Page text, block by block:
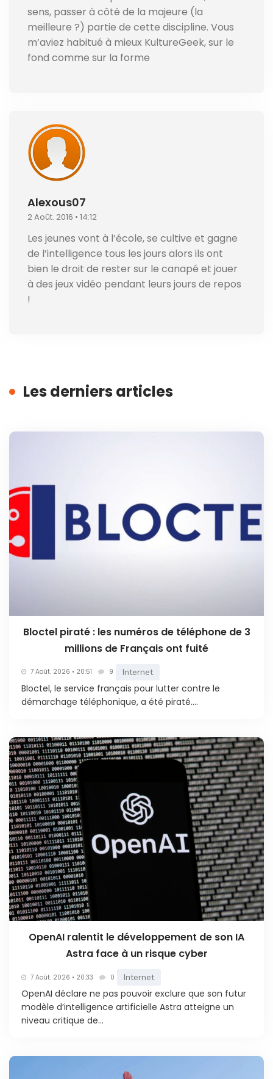
sens, passer à côté de la majeure (la
meilleure ?) partie de cette discipline. Vous
m’aviez habitué à mieux KultureGeek, sur le
fond comme sur la forme
Alexous07
2 Août. 2016 • 14:12
Les jeunes vont à l’école, se cultive et gagne
de l’intelligence tous les jours alors ils ont
bien le droit de rester sur le canapé et jouer
à des jeux vidéo pendant leurs jours de repos
!
Les derniers articles
Bloctel piraté : les numéros de téléphone de 3
millions de Français ont fuité
7 Août. 2026 • 20:51 9 Internet
Bloctel, le service français pour lutter contre le
démarchage téléphonique, a été piraté....
OpenAI ralentit le développement de son IA
Astra face à un risque cyber
7 Août. 2026 • 20:33 0 Internet
OpenAI déclare ne pas pouvoir exclure que son futur
modèle d’intelligence artificielle Astra atteigne un
niveau critique de...